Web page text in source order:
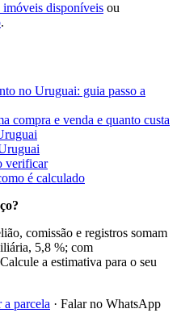
imóveis disponíveis ou
.
no Uruguai: guia passo a
compra e venda e quanto custa
verificar
é calculado
comissão e registros somam
5,8 %; com
a estimativa para o seu
a parcela · Falar no WhatsApp